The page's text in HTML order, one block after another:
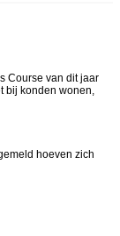
Course van dit jaar
bij konden wonen,
hoeven zich